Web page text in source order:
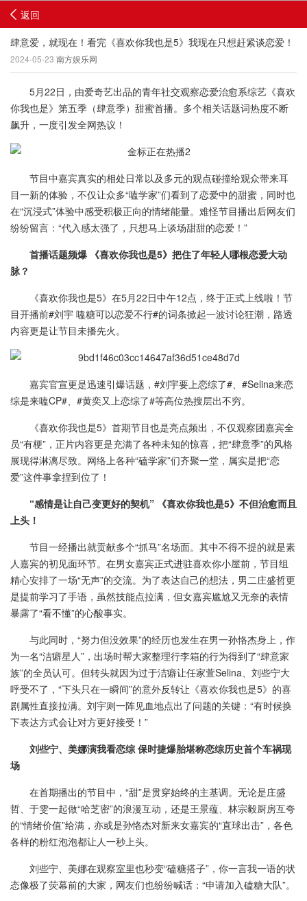
返回
肆意爱，就现在！看完《喜欢你我也是5》我现在只想赶紧谈恋爱！
2024-05-23 南方娱乐网
5月22日，由爱奇艺出品的青年社交观察恋爱治愈系综艺《喜欢
你我也是》第五季（肆意季）甜蜜首播。多个相关话题词热度不断
飙升，一度引发全网热议！
节目中嘉宾真实的相处日常以及多元的观点碰撞给观众带来耳
目一新的体验，不仅让众多“嗑学家”们看到了恋爱中的甜蜜，同时也
在“沉浸式”体验中感受积极正向的情绪能量。难怪节目播出后网友们
纷纷留言：“代入感太强了，只想马上谈场甜甜的恋爱！”
首播话题频爆 《喜欢你我也是5》把住了年轻人哪根恋爱大动
脉？
《喜欢你我也是5》在5月22日中午12点，终于正式上线啦！节
目开播前#刘宇 嗑糖可以恋爱不行#的词条掀起一波讨论狂潮，路透
内容更是让节目未播先火。
嘉宾官宣更是迅速引爆话题，#刘宇要上恋综了#、#Selina来恋
综是来嗑CP#、#黄奕又上恋综了#等高位热搜层出不穷。
《喜欢你我也是5》首期节目也是亮点频出，不仅观察团嘉宾全
员“有梗”，正片内容更是充满了各种未知的惊喜，把“肆意季”的风格
展现得淋漓尽致。网络上各种“磕学家”们齐聚一堂，属实是把“恋
爱”这件事拿捏到位了！
“感情是让自己变更好的契机” 《喜欢你我也是5》不但治愈而且
上头！
节目一经播出就贡献多个“抓马”名场面。其中不得不提的就是素
人嘉宾的初见面环节。在男女嘉宾正式进驻喜欢你小屋前，节目组
精心安排了一场“无声”的交流。为了表达自己的想法，男二庄盛哲更
是提前学习了手语，虽然技能点拉满，但女嘉宾尴尬又无奈的表情
暴露了“看不懂”的心酸事实。
与此同时，“努力但没效果”的经历也发生在男一孙恪杰身上，作
为一名“洁癖星人”，出场时帮大家整理行李箱的行为得到了“肆意家
族”的全员认可。但转头就因为过于洁癖让任家萱Selina、刘些宁大
呼受不了，“下头只在一瞬间”的意外反转让《喜欢你我也是5》的喜
剧属性直接拉满。刘宇则一阵见血地点出了问题的关键：“有时候换
下表达方式会让对方更好接受！”
刘些宁、美娜演我看恋综 保时捷爆胎堪称恋综历史首个车祸现
场
在首期播出的节目中，“甜”是贯穿始终的主基调。无论是庄盛
哲、于雯一起做“哈芝密”的浪漫互动，还是王景蕴、林宗毅厨房互夸
的“情绪价值”给满，亦或是孙恪杰对新来女嘉宾的“直球出击”，各色
各样的粉红泡泡都让人一秒上头。
刘些宁、美娜在观察室里也秒变“磕糖搭子”，你一言我一语的状
态像极了荧幕前的大家，网友们也纷纷喊话：“申请加入磕糖大队”。